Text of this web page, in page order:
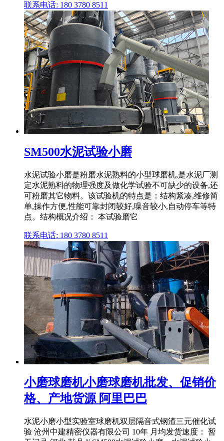
联系电话: 180 3780 8511
SM500水泥试验小磨
水泥试验小磨是粉磨水泥熟料的小型球磨机,是水泥厂测
定水泥熟料的物理强度及做化学试验不可缺少的设备,还
可粉磨其它物料。该试验机的特点是：结构紧凑,维修简
单,操作方便,性能可靠封闭较好,噪音较小,自动停车等特
点。结构概况介绍： 本试验磨它
联系电话: 180 3780 8511
小磨球磨机小磨球磨机批发、促销价
格、产地货源 阿里巴巴
水泥小磨小型实验室球磨机双层隔音式钢渣三元催化试
验 沧州中建精密仪器有限公司 10年 月均发货速度： 暂